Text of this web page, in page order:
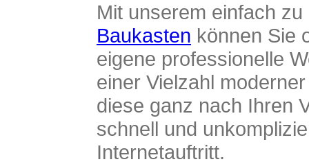
Mit unserem einfach
Baukasten können Sie
eigene professionelle
einer Vielzahl
diese ganz nach Ihren
schnell und
Internetauftritt.